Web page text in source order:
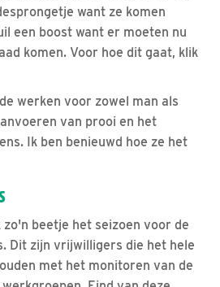
want ze komen
een boost want er moeten nu
komen. Voor hoe dit gaat, klik
werken voor zowel man als
van prooi en het
Ik ben benieuwd hoe ze het
zo'n beetje het seizoen voor de
Dit zijn vrijwilligers die het hele
met het monitoren van de